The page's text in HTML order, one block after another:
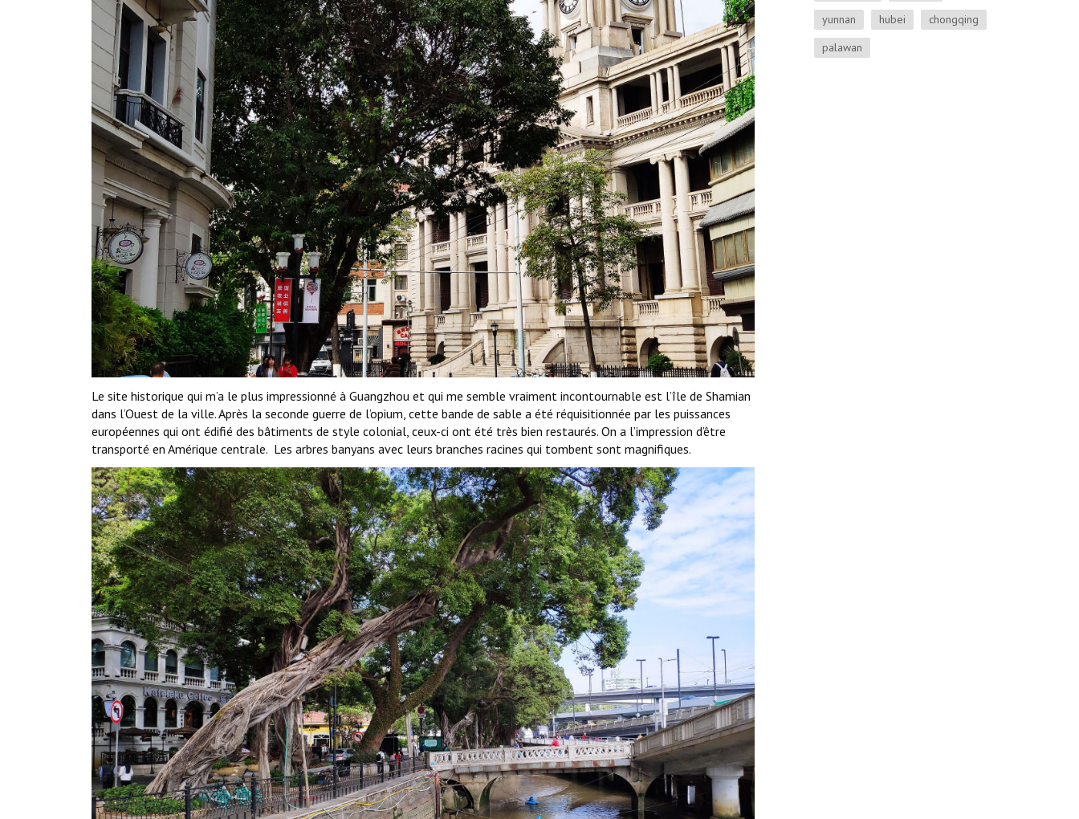
Le site historique qui m’a le plus impressionné à Guangzhou et qui me semble vraiment incontournable est l’île de Shamian
dans l’Ouest de la ville. Après la seconde guerre de l’opium, cette bande de sable a été réquisitionnée par les puissances
européennes qui ont édifié des bâtiments de style colonial, ceux-ci ont été très bien restaurés. On a l’impression d’être
transporté en Amérique centrale. Les arbres banyans avec leurs branches racines qui tombent sont magnifiques.
yunnan
hubei
chongqing
palawan